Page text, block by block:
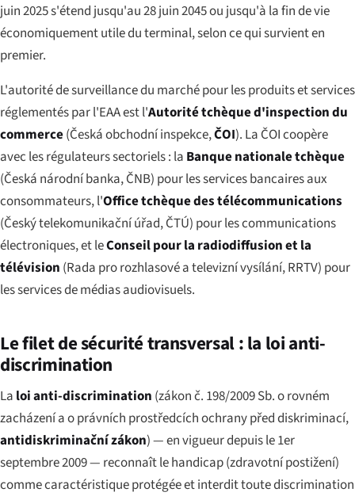
juin 2025 s'étend jusqu'au 28 juin 2045 ou jusqu'à la fin de vie
économiquement utile du terminal, selon ce qui survient en
premier.
L'autorité de surveillance du marché pour les produits et services
réglementés par l'EAA est l'Autorité tchèque d'inspection du
commerce(Česká obchodní inspekce,ČOI). La ČOI coopère
avec les régulateurs sectoriels : la Banque nationale tchèque
(Česká národní banka, ČNB) pour les services bancaires aux
consommateurs, l'Office tchèque des télécommunications
(Český telekomunikační úřad, ČTÚ) pour les communications
électroniques, et leConseil pour la radiodiffusion et la
télévision (Rada pro rozhlasové a televizní vysílání, RRTV) pour
les services de médias audiovisuels.
Le filet de sécurité transversal : la loi anti-
discrimination
La loi anti-discrimination (zákon č. 198/2009 Sb. o rovném
zacházení a o právních prostředcích ochrany před diskriminací,
antidiskriminační zákon) — en vigueur depuis le 1er
septembre 2009 — reconnaît le handicap (zdravotní postižení)
comme caractéristique protégée et interdit toute discrimination